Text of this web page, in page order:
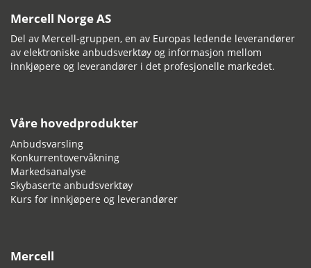
Mercell Norge AS
Del av Mercell-gruppen, en av Europas ledende leverandører
av elektroniske anbudsverktøy og informasjon mellom
innkjøpere og leverandører i det profesjonelle markedet.
Våre hovedprodukter
Anbudsvarsling
Konkurrentovervåkning
Markedsanalyse
Skybaserte anbudsverktøy
Kurs for innkjøpere og leverandører
Mercell